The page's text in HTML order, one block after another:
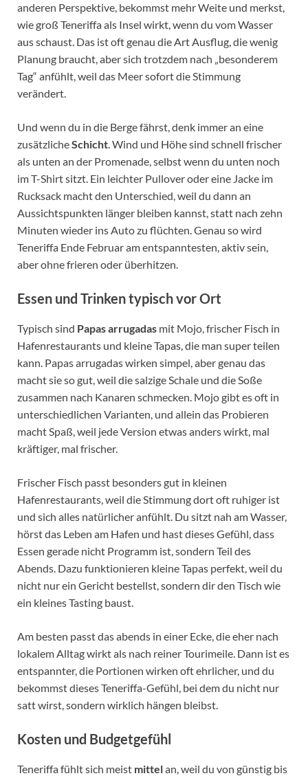
anderen Perspektive, bekommst mehr Weite und merkst,
wie groß Teneriffa als Insel wirkt, wenn du vom Wasser
aus schaust. Das ist oft genau die Art Ausflug, die wenig
Planung braucht, aber sich trotzdem nach „besonderem
Tag“ anfühlt, weil das Meer sofort die Stimmung
verändert.
Und wenn du in die Berge fährst, denk immer an eine
zusätzlicheSchicht. Wind und Höhe sind schnell frischer
als unten an der Promenade, selbst wenn du unten noch
im T-Shirt sitzt. Ein leichter Pullover oder eine Jacke im
Rucksack macht den Unterschied, weil du dann an
Aussichtspunkten länger bleiben kannst, statt nach zehn
Minuten wieder ins Auto zu flüchten. Genau so wird
Teneriffa Ende Februar am entspanntesten, aktiv sein,
aber ohne frieren oder überhitzen.
Essen und Trinken typisch vor Ort
Typisch sind Papas arrugadas mit Mojo, frischer Fisch in
Hafenrestaurants und kleine Tapas, die man super teilen
kann. Papas arrugadas wirken simpel, aber genau das
macht sie so gut, weil die salzige Schale und die Soße
zusammen nach Kanaren schmecken. Mojo gibt es oft in
unterschiedlichen Varianten, und allein das Probieren
macht Spaß, weil jede Version etwas anders wirkt, mal
kräftiger, mal frischer.
Frischer Fisch passt besonders gut in kleinen
Hafenrestaurants, weil die Stimmung dort oft ruhiger ist
und sich alles natürlicher anfühlt. Du sitzt nah am Wasser,
hörst das Leben am Hafen und hast dieses Gefühl, dass
Essen gerade nicht Programm ist, sondern Teil des
Abends. Dazu funktionieren kleine Tapas perfekt, weil du
nicht nur ein Gericht bestellst, sondern dir den Tisch wie
ein kleines Tasting baust.
Am besten passt das abends in einer Ecke, die eher nach
lokalem Alltag wirkt als nach reiner Tourimeile. Dann ist es
entspannter, die Portionen wirken oft ehrlicher, und du
bekommst dieses Teneriffa-Gefühl, bei dem du nicht nur
satt wirst, sondern wirklich hängen bleibst.
Kosten und Budgetgefühl
Teneriffa fühlt sich meist mittelan, weil du von günstig bis